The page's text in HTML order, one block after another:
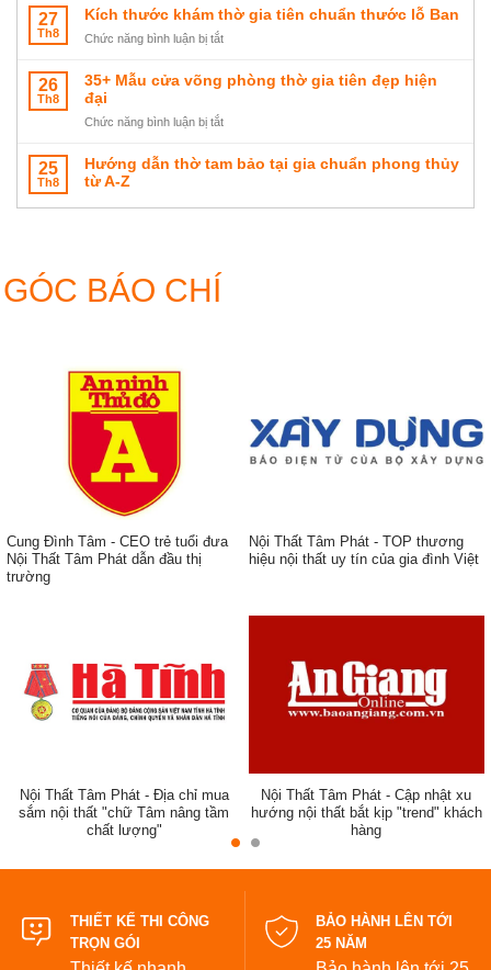
bày
trí
và
trí
phong
gian
thờ
hút
tài
tủ
mini
gọn
ưu
gian
27
Th8
Kích thước khám thờ gia tiên chuẩn thước lỗ Ban
Chức năng bình luận bị tắtở
thước
chuẩn
lỗ
26
Th8
35+ Mẫu cửa võng phòng thờ gia tiên đẹp hiện
đại
Chức năng bình luận bị tắtở
Mẫu
25
Th8
Hướng dẫn thờ tam bảo tại gia chuẩn phong thủy
từ A-Z
GÓC BÁO CHÍ
Cung Đình Tâm - CEO trẻ tuổi đưa
Nội Thất Tâm Phát dẫn đầu thị
trường
Nội Thất Tâm Phát - TOP thương
hiệu nội thất uy tín của gia đình Việt
Nội Thất Tâm Phát - Địa chỉ mua
sắm nội thất "chữ Tâm nâng tầm
chất lượng"
Nội Thất Tâm Phát - Cập nhật xu
hướng nội thất bắt kịp "trend" khách
hàng
THIẾT KẾ THI CÔNG
TRỌN GÓI
BẢO HÀNH LÊN TỚI
25 NĂM